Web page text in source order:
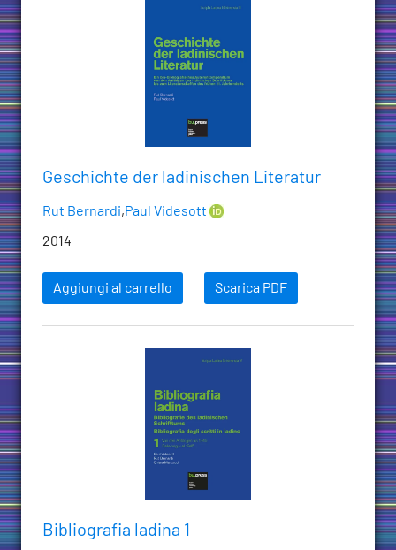
Geschichte der ladinischen Literatur
Rut Bernardi,Paul Videsott
2014
Aggiungi al carrello Scarica PDF
Bibliografia ladina 1